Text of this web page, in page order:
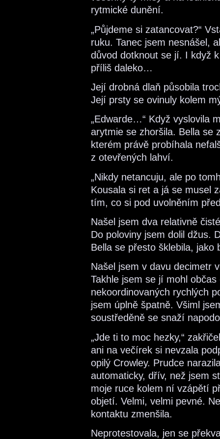
rytmické dunění.
„Půjdeme si zatancovat?“
ruku. Tanec jsem nesnášel,
důvod dotknout se jí. I když
příliš daleko…
Její drobná dlaň působila
Její prsty se ovinuly kolem
„Edwarde…“ Když vyslovila
arytmie se zhoršila. Bella se
kterém právě probíhala
z otevřených lahví.
„Nikdy netancuju, ale po
Kousala si ret a já se musel
tím, co si pod uvolněním
Našel jsem dva relativně
Do poloviny jsem dolil džus.
Bella se přesto šklebila, jako
Našel jsem v davu decimetr
Takhle jsem se jí mohl
nekoordinovaných rychlých
jsem úplně špatně. Všiml
soustředěně se snaží
„Jde ti to moc hezky,“
ani na večírek si nevzala
opilý Crowley. Prudce
automaticky, dřív, než jsem
moje ruce kolem ní vzápětí
objetí. Velmi, velmi pevné.
kontaktu zmenšila.
Neprotestovala, jen se